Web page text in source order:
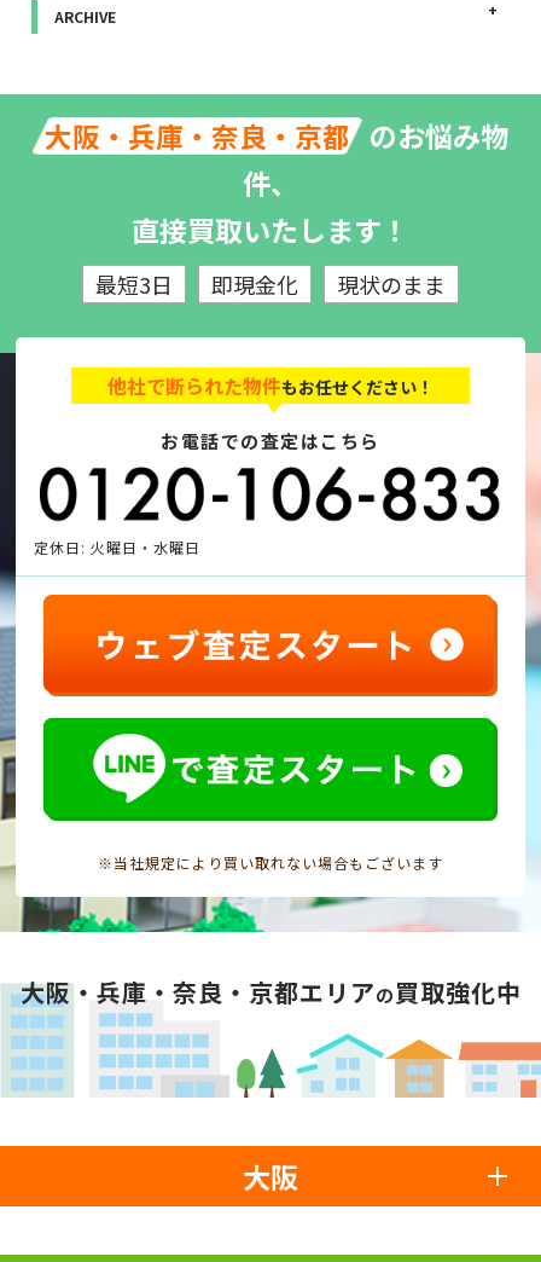
ARCHIVE
大阪・兵庫・奈良・京都 のお悩み物
件、
直接買取いたします！
最短3日 即現金化 現状のまま
他社で断られた物件もお任せください！
お電話での査定はこちら
定休日: 火曜日・水曜日
※当社規定により買い取れない場合もございます
大阪・兵庫・奈良・京都エリアの買取強化中
大阪